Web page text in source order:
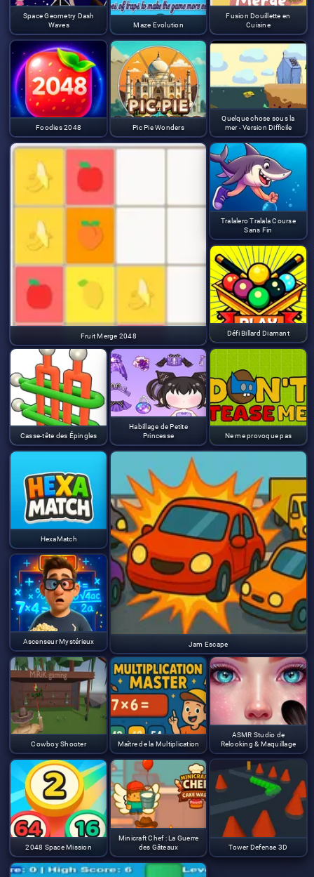
Space Geometry Dash
Waves
Maze Evolution
Fusion Douillette en
Cuisine
Foodies 2048 Pic Pie Wonders
Fruit Merge 2048
Quelque chose sous la
mer - Version Difficile
Tralalero Tralala Course
Sans Fin
Défi Billard Diamant
Casse-tête des Épingles
Habillage de Petite
Princesse
Ne me provoque pas
HexaMatch
Jam Escape
Ascenseur Mystérieux
Cowboy Shooter Maître de la Multiplication
ASMR Studio de
Relooking & Maquillage
2048 Space Mission
Minicraft Chef : La Guerre
des Gâteaux
Tower Defense 3D